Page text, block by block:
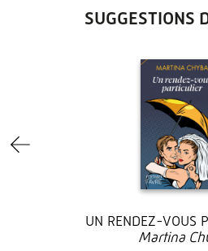
SUGGESTIONS
UN RENDEZ-VOUS
Martina